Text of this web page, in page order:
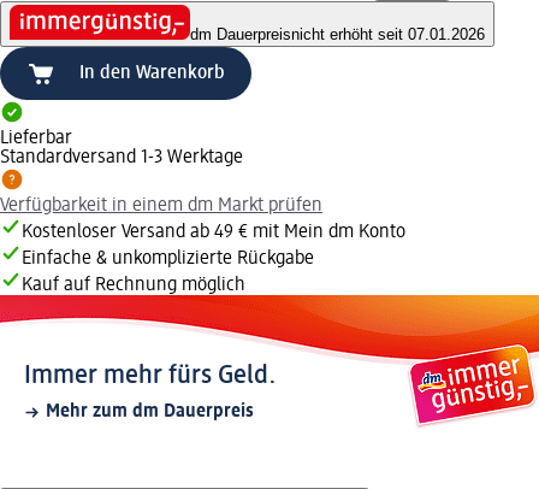
dm Dauerpreisnicht erhöht seit 07.01.2026
In den Warenkorb
Lieferbar
Standardversand 1-3 Werktage
Verfügbarkeit in einem dm Markt prüfen
Kostenloser Versand ab 49 € mit Mein dm Konto
Einfache & unkomplizierte Rückgabe
Kauf auf Rechnung möglich
Immer mehr fürs Geld.
Mehr zum dm Dauerpreis